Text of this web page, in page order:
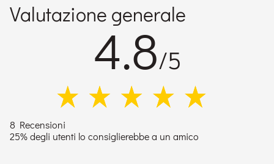
Valutazione generale
4.8/5
8 Recensioni
25% degli utenti lo consiglierebbe a un amico